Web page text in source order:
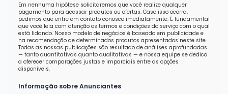
Em nenhuma hipótese solicitaremos que você realize qualquer
pagamento para acessar produtos ou ofertas. Caso isso ocorra,
pedimos que entre em contato conosco imediatamente. É fundamental
que você leia com atenção os termos e condições do serviço com o qual
está lidando. Nosso modelo de negócios é baseado em publicidade e
na recomendação de determinados produtos apresentados neste site.
Todas as nossas publicações são resultado de análises aprofundadas
— tanto quantitativas quanto qualitativas — e nossa equipe se dedica
a oferecer comparações justas e imparciais entre as opções
disponíveis.
Informação sobre Anunciantes